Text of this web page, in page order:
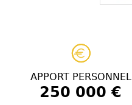
APPORT PERSONNEL
250 000 €